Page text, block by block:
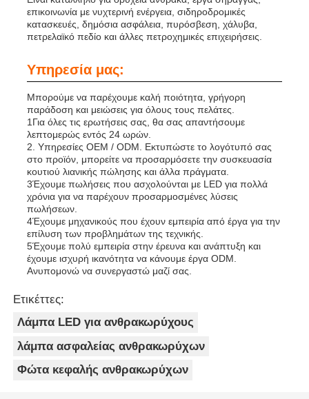
επικοινωνία με νυχτερινή ενέργεια, σιδηροδρομικές
κατασκευές, δημόσια ασφάλεια, πυρόσβεση, χάλυβα,
πετρελαϊκό πεδίο και άλλες πετροχημικές επιχειρήσεις.
Υπηρεσία μας:
Μπορούμε να παρέχουμε καλή ποιότητα, γρήγορη
παράδοση και μειώσεις για όλους τους πελάτες.
1Για όλες τις ερωτήσεις σας, θα σας απαντήσουμε
λεπτομερώς εντός 24 ωρών.
2. Υπηρεσίες OEM / ODM. Εκτυπώστε το λογότυπό σας
στο προϊόν, μπορείτε να προσαρμόσετε την συσκευασία
κουτιού λιανικής πώλησης και άλλα πράγματα.
3Έχουμε πωλήσεις που ασχολούνται με LED για πολλά
χρόνια για να παρέχουν προσαρμοσμένες λύσεις
πωλήσεων.
4Έχουμε μηχανικούς που έχουν εμπειρία από έργα για την
επίλυση των προβλημάτων της τεχνικής.
5Έχουμε πολύ εμπειρία στην έρευνα και ανάπτυξη και
έχουμε ισχυρή ικανότητα να κάνουμε έργα ODM.
Ανυπομονώ να συνεργαστώ μαζί σας.
Ετικέττες:
Λάμπα LED για ανθρακωρύχους
λάμπα ασφαλείας ανθρακωρύχων
Φώτα κεφαλής ανθρακωρύχων